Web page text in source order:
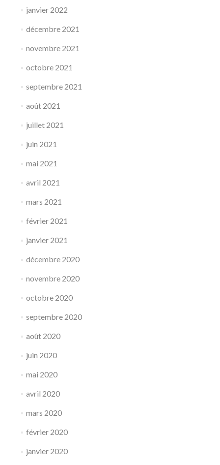
janvier 2022
décembre 2021
novembre 2021
octobre 2021
septembre 2021
août 2021
juillet 2021
juin 2021
mai 2021
avril 2021
mars 2021
février 2021
janvier 2021
décembre 2020
novembre 2020
octobre 2020
septembre 2020
août 2020
juin 2020
mai 2020
avril 2020
mars 2020
février 2020
janvier 2020